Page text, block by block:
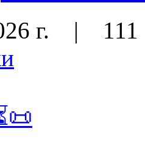
г. | 111